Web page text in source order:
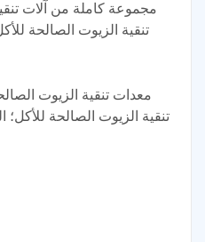
مجموعة كاملة من آلات